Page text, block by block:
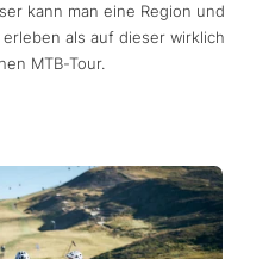
kann man eine Region und
als auf dieser wirklich
MTB-Tour.